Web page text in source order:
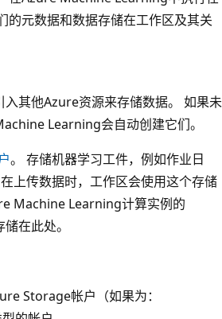
的元数据和数据存储在工作区及其关
其他Azure资源来存储数据。 如果未
Learning会自动创建它们。
。 存储机器学习工件，例如作业日
上传数据时，工作区会使用这个存储
Machine Learning计算实例的
在此处。
Storage帐户（如果为：